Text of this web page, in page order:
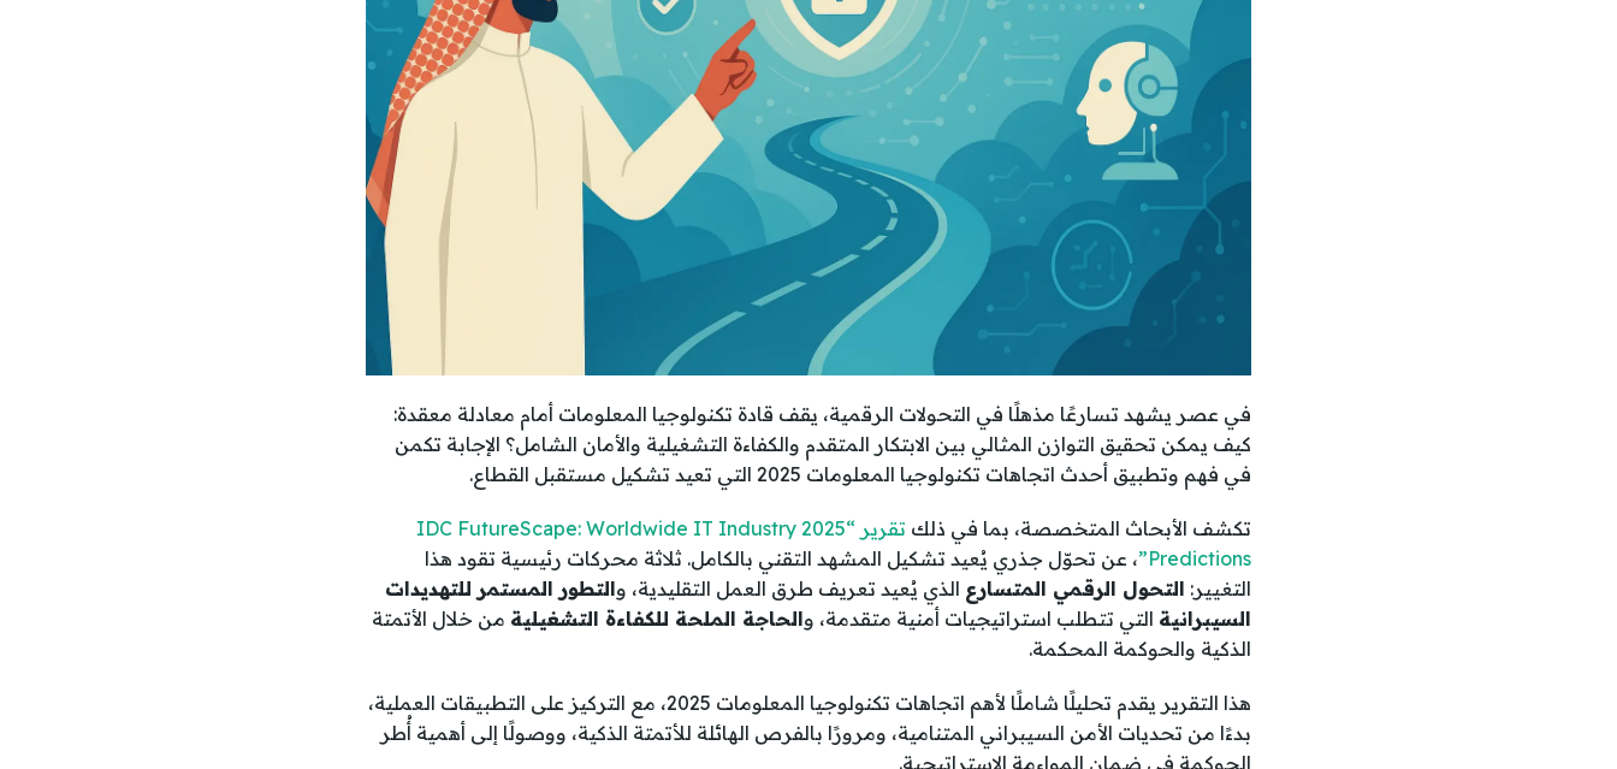
في عصر يشهد تسارعًا مذهلًا في التحولات الرقمية، يقف قادة تكنولوجيا المعلومات أمام معادلة معقدة:
كيف يمكن تحقيق التوازن المثالي بين الابتكار المتقدم والكفاءة التشغيلية والأمان الشامل؟ الإجابة تكمن
في فهم وتطبيق أحدث اتجاهات تكنولوجيا المعلومات 2025 التي تعيد تشكيل مستقبل القطاع.
تكشف الأبحاث المتخصصة، بما في ذلك
تقرير “IDC FutureScape: Worldwide IT Industry 2025
Predictions” ، عن تحوّل جذري يُعيد تشكيل المشهد التقني بالكامل. ثلاثة محركات رئيسية تقود هذا
التغيير: التحول الرقمي المتسارع الذي يُعيد تعريف طرق العمل التقليدية، والتطور المستمر للتهديدات
السيبرانية التي تتطلب استراتيجيات أمنية متقدمة، والحاجة الملحة للكفاءة التشغيلية من خلال الأتمتة
الذكية والحوكمة المحكمة.
هذا التقرير يقدم تحليلًا شاملًا لأهم اتجاهات تكنولوجيا المعلومات 2025، مع التركيز على التطبيقات العملية،
بدءًا من تحديات الأمن السيبراني المتنامية، ومرورًا بالفرص الهائلة للأتمتة الذكية، ووصولًا إلى أهمية أُطر
الحوكمة في ضمان المواءمة الاستراتيجية.